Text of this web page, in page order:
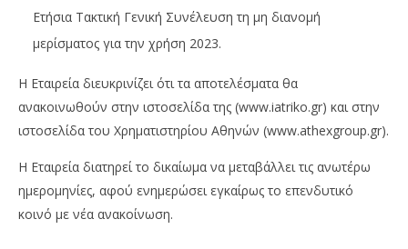
Ετήσια Τακτική Γενική Συνέλευση τη μη διανομή
μερίσματος για την χρήση 2023.
H Εταιρεία διευκρινίζει ότι τα αποτελέσματα θα
ανακοινωθούν στην ιστοσελίδα της (www.iatriko.gr) και στην
ιστοσελίδα του Χρηματιστηρίου Αθηνών (www.athexgroup.gr).
Η Εταιρεία διατηρεί το δικαίωμα να μεταβάλλει τις ανωτέρω
ημερομηνίες, αφού ενημερώσει εγκαίρως το επενδυτικό
κοινό με νέα ανακοίνωση.